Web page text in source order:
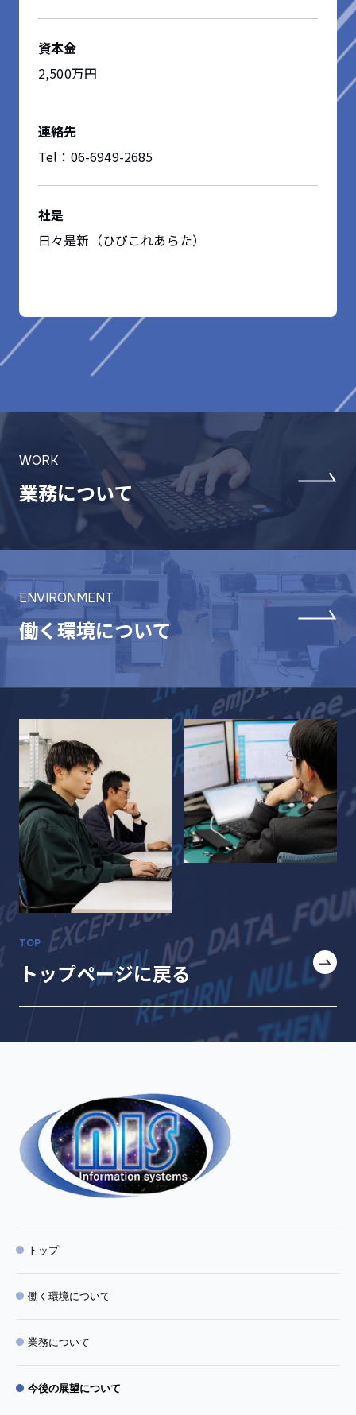
資本金
2,500万円
連絡先
Tel：06-6949-2685
社是
日々是新（ひびこれあらた）
WORK
業務について
ENVIRONMENT
働く環境について
TOP
トップページに戻る
トップ
働く環境について
業務について
今後の展望について